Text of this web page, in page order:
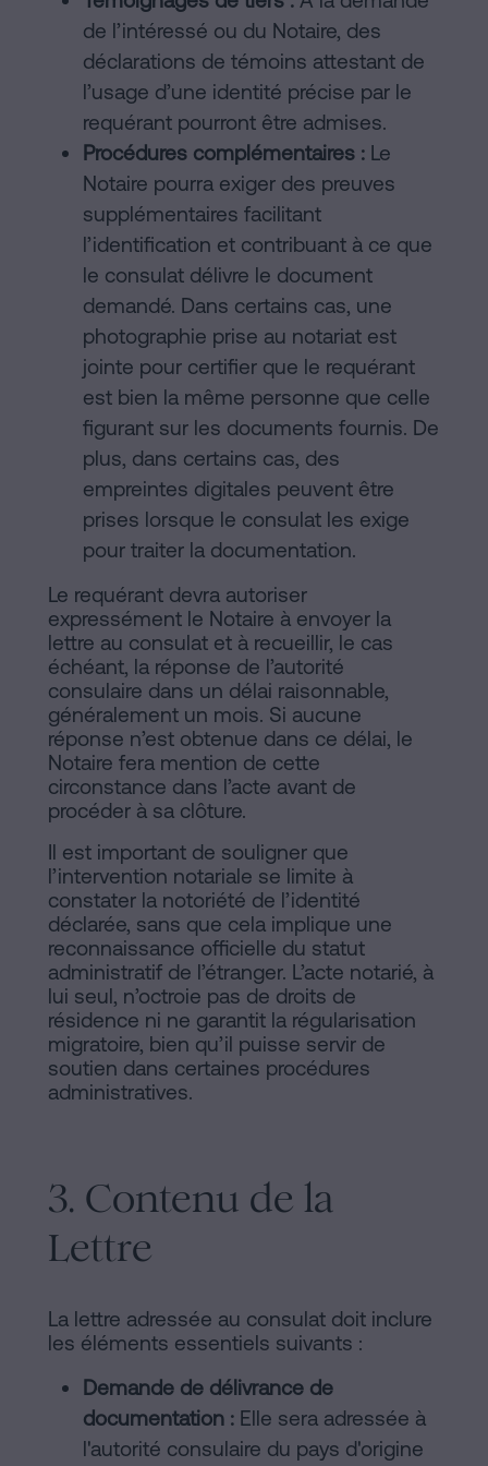
de l’intéressé ou du Notaire, des
déclarations de témoins attestant de
l’usage d’une identité précise par le
requérant pourront être admises.
Procédures complémentaires : Le
Notaire pourra exiger des preuves
supplémentaires facilitant
l’identification et contribuant à ce que
le consulat délivre le document
demandé. Dans certains cas, une
photographie prise au notariat est
jointe pour certifier que le requérant
est bien la même personne que celle
figurant sur les documents fournis. De
plus, dans certains cas, des
empreintes digitales peuvent être
prises lorsque le consulat les exige
pour traiter la documentation.
Le requérant devra autoriser
expressément le Notaire à envoyer la
lettre au consulat et à recueillir, le cas
échéant, la réponse de l’autorité
consulaire dans un délai raisonnable,
généralement un mois. Si aucune
réponse n’est obtenue dans ce délai, le
Notaire fera mention de cette
circonstance dans l’acte avant de
procéder à sa clôture.
Il est important de souligner que
l’intervention notariale se limite à
constater la notoriété de l’identité
déclarée, sans que cela implique une
reconnaissance officielle du statut
administratif de l’étranger. L’acte notarié, à
lui seul, n’octroie pas de droits de
résidence ni ne garantit la régularisation
migratoire, bien qu’il puisse servir de
soutien dans certaines procédures
administratives.
3. Contenu de la
Lettre
La lettre adressée au consulat doit inclure
les éléments essentiels suivants :
Demande de délivrance de
documentation : Elle sera adressée à
l'autorité consulaire du pays d'origine